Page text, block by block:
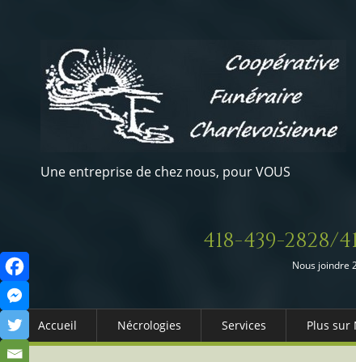
Une entreprise de chez nous, pour VOUS
418-439-2828/
Nous joindre
Accueil Nécrologies Services Plus sur